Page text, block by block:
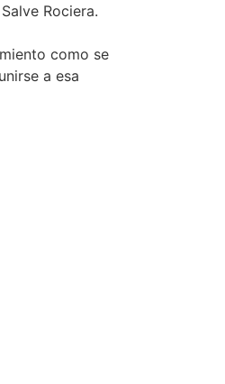
Rociera.
como se
a esa